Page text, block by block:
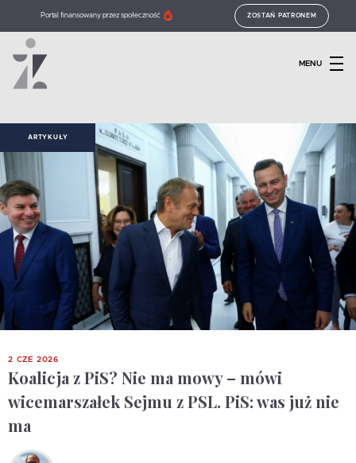
Portal finansowany przez społeczność ZOSTAŃ PATRONEM
MENU
ARTYKUŁY
2 CZE 2026
Koalicja z PiS? Nie ma mowy – mówi
wicemarszałek Sejmu z PSL. PiS: was już nie
ma